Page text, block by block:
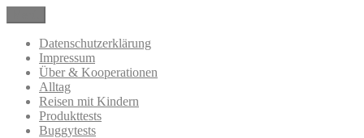
Inhalt
springen
BloggerMumOf3Boys Mamablog
Mamablog über das Leben mit drei Kindern mit Produkttests und
Alltagsthemen
Datenschutzerklärung
Impressum
Über & Kooperationen
Alltag
Reisen mit Kindern
Produkttests
Buggytests